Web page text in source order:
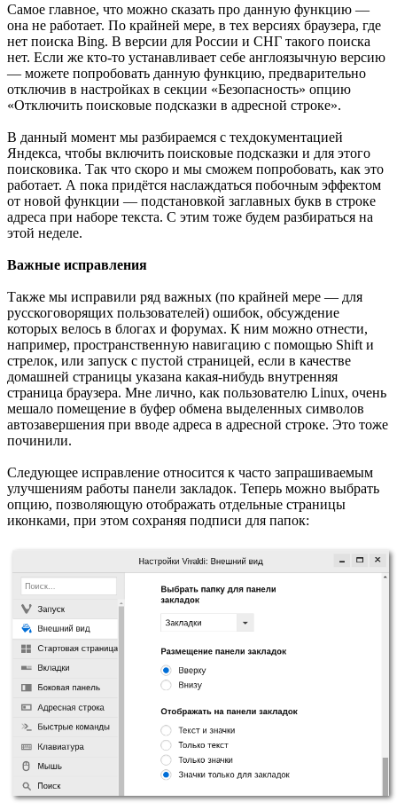
Самое главное, что можно сказать про данную функцию —
она не работает. По крайней мере, в тех версиях браузера, где
нет поиска Bing. В версии для России и СНГ такого поиска
нет. Если же кто-то устанавливает себе англоязычную версию
— можете попробовать данную функцию, предварительно
отключив в настройках в секции «Безопасность» опцию
«Отключить поисковые подсказки в адресной строке».
В данный момент мы разбираемся с техдокументацией
Яндекса, чтобы включить поисковые подсказки и для этого
поисковика. Так что скоро и мы сможем попробовать, как это
работает. А пока придётся наслаждаться побочным эффектом
от новой функции — подстановкой заглавных букв в строке
адреса при наборе текста. С этим тоже будем разбираться на
этой неделе.
Важные исправления
Также мы исправили ряд важных (по крайней мере — для
русскоговорящих пользователей) ошибок, обсуждение
которых велось в блогах и форумах. К ним можно отнести,
например, пространственную навигацию с помощью Shift и
стрелок, или запуск с пустой страницей, если в качестве
домашней страницы указана какая-нибудь внутренняя
страница браузера. Мне лично, как пользователю Linux, очень
мешало помещение в буфер обмена выделенных символов
автозавершения при вводе адреса в адресной строке. Это тоже
починили.
Следующее исправление относится к часто запрашиваемым
улучшениям работы панели закладок. Теперь можно выбрать
опцию, позволяющую отображать отдельные страницы
иконками, при этом сохраняя подписи для папок: